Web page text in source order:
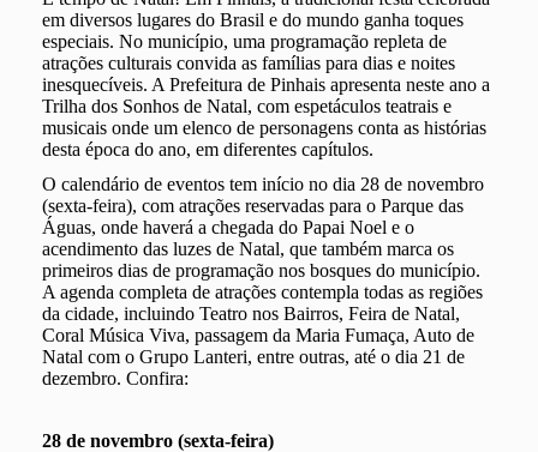
em diversos lugares do Brasil e do mundo ganha toques
especiais. No município, uma programação repleta de
atrações culturais convida as famílias para dias e noites
inesquecíveis. A Prefeitura de Pinhais apresenta neste ano a
Trilha dos Sonhos de Natal, com espetáculos teatrais e
musicais onde um elenco de personagens conta as histórias
desta época do ano, em diferentes capítulos.
O calendário de eventos tem início no dia 28 de novembro
(sexta-feira), com atrações reservadas para o Parque das
Águas, onde haverá a chegada do Papai Noel e o
acendimento das luzes de Natal, que também marca os
primeiros dias de programação nos bosques do município.
A agenda completa de atrações contempla todas as regiões
da cidade, incluindo Teatro nos Bairros, Feira de Natal,
Coral Música Viva, passagem da Maria Fumaça, Auto de
Natal com o Grupo Lanteri, entre outras, até o dia 21 de
dezembro. Confira:
28 de novembro (sexta-feira)